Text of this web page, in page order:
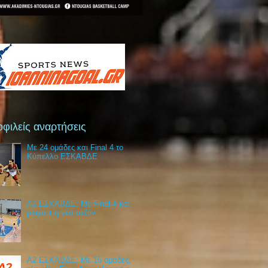
αναρτήσεις
Με 24 ομάδες και Final 4 το
Κύπελλο ΕΣΚΑΒΔΕ
Α1 ΕΣΚΑΒΔΕ: Με Final 4 και
playout η νέα σεζόν
Α2 ΕΣΚΑΒΔΕ: Με 15 ομάδες,